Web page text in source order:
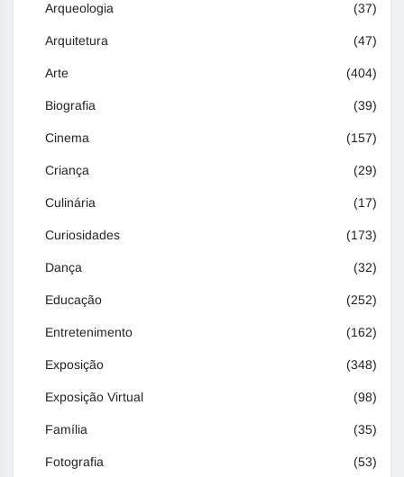
Arqueologia (37)
Arquitetura (47)
Arte (404)
Biografia (39)
Cinema (157)
Criança (29)
Culinária (17)
Curiosidades (173)
Dança (32)
Educação (252)
Entretenimento (162)
Exposição (348)
Exposição Virtual (98)
Família (35)
Fotografia (53)